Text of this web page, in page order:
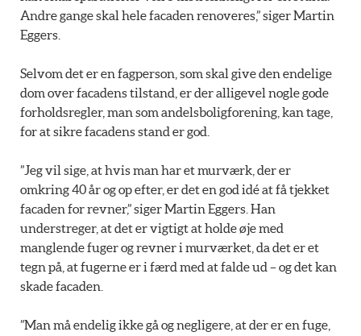
Andre gange skal hele facaden renoveres,” siger Martin
Eggers.
Selvom det er en fagperson, som skal give den endelige
dom over facadens tilstand, er der alligevel nogle gode
forholdsregler, man som andelsboligforening, kan tage,
for at sikre facadens stand er god.
”Jeg vil sige, at hvis man har et murværk, der er
omkring 40 år og op efter, er det en god idé at få tjekket
facaden for revner,” siger Martin Eggers. Han
understreger, at det er vigtigt at holde øje med
manglende fuger og revner i murværket, da det er et
tegn på, at fugerne er i færd med at falde ud – og det kan
skade facaden.
”Man må endelig ikke gå og negligere, at der er en fuge,